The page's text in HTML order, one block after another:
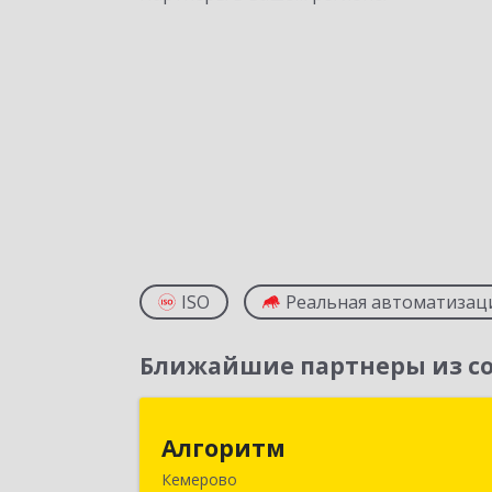
ISO Реальная
Ближайшие партнеры из
Алгоритм
Кемерово
650043, Кемеровская обл, Кемерово г,